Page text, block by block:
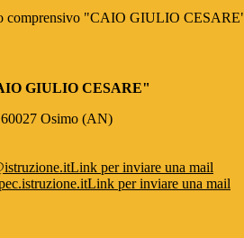
comprensivo "CAIO GIULIO
GIULIO CESARE"
Osimo (AN)
Link per inviare una mail
Link per inviare una mail